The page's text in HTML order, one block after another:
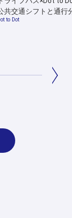
共交通シフトと通行
to Dot